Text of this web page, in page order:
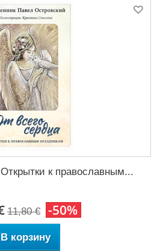
к православным...
11,80 € -50%
В корзину